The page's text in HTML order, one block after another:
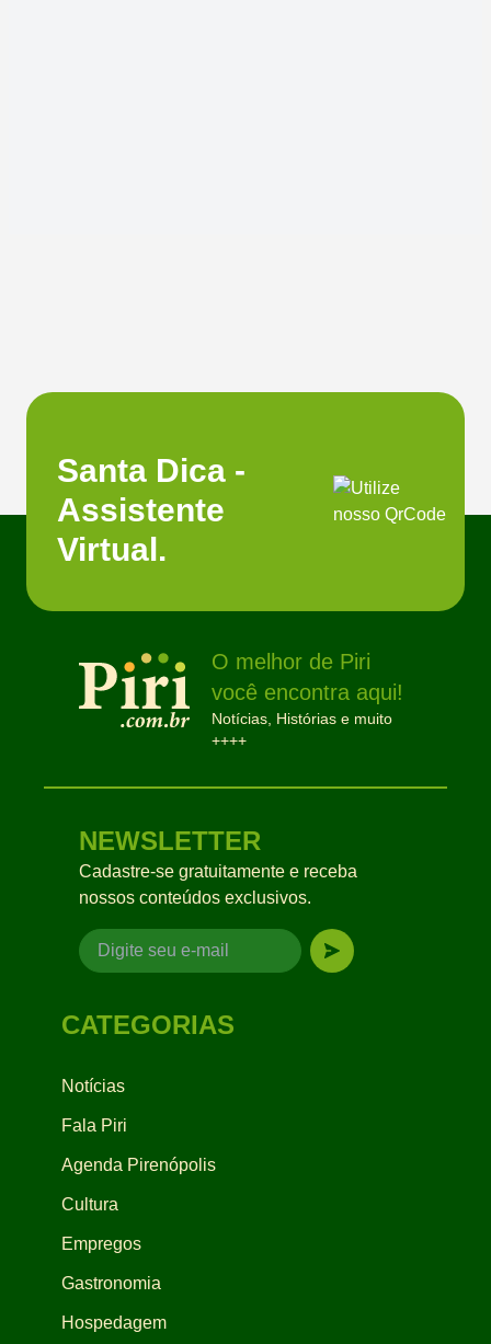
Santa Dica -
Assistente
Virtual.
O melhor de Piri
você encontra aqui!
Notícias, Histórias e muito
++++
NEWSLETTER
Cadastre-se gratuitamente e receba
nossos conteúdos exclusivos.
CATEGORIAS
Notícias
Fala Piri
Agenda Pirenópolis
Cultura
Empregos
Gastronomia
Hospedagem